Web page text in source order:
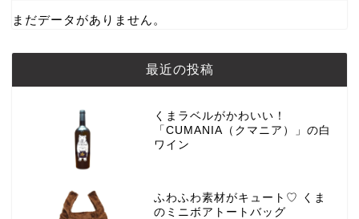
まだデータがありません。
最近の投稿
くまラベルがかわいい！
「CUMANIA（クマニア）」の白
ワイン
ふわふわ素材がキュート♡ くま
のミニボアトートバッグ